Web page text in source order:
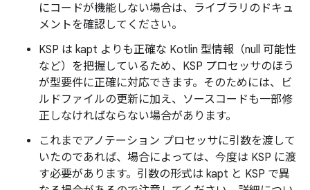
にコードが機能しない場合は、ライブラリのドキュ
メントを確認してください。
KSP は kapt よりも正確な Kotlin 型情報（null 可能性
など）を把握しているため、KSP プロセッサのほう
が型要件に正確に対応できます。そのためには、ビ
ルドファイルの更新に加え、ソースコードも一部修
正しなければならない場合があります。
これまでアノテーション プロセッサに引数を渡して
いたのであれば、場合によっては、今度は KSP に渡
す必要があります。引数の形式は kapt と KSP で異